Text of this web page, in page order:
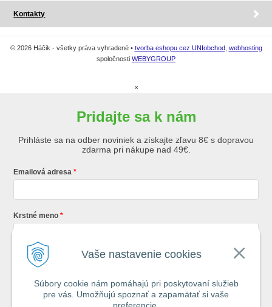
Vaše nastavenie cookies
Súbory cookie nám pomáhajú pri poskytovaní služieb
pre vás. Umožňujú spoznať a zapamätať si vaše
Kontakty
© 2026 Háčik - všetky práva vyhradené • tvorba eshopu cez UNIobchod, webhosting
spoločnosti WEBYGROUP
×
Pridajte sa k nám
Prihláste sa na odber noviniek a získajte zľavu 8€ s dopravou
zdarma pri nákupe nad 49€.
Emailová adresa
Krstné meno
Registráciou súhlasíte so